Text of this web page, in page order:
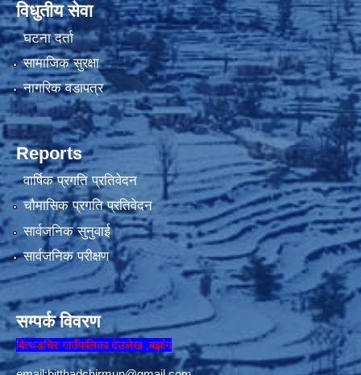
विधुतीय सेवा
घटना दर्ता
सामाजिक सुरक्षा
नागरिक वडापत्र
Reports
वार्षिक प्रगति प्रतिवेदन
चौमासिक प्रगति प्रतिवेदन
सार्वजनिक सुनुवाई
सार्वजनिक परीक्षण
सम्पर्क विवरण
बित्थडचिर गाउँपालिका देउलेख ,बझांग